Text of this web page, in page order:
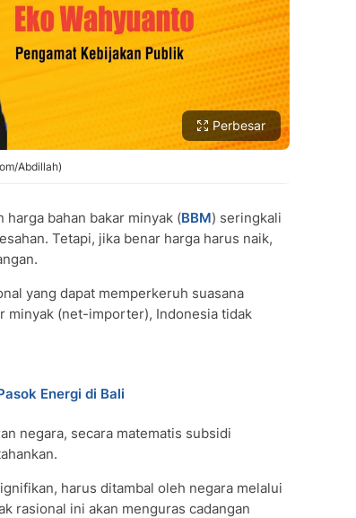
Perbesar
Abdillah)
harga bahan bakar minyak (BBM) seringkali
Tetapi, jika benar harga harus naik,
yang dapat memperkeruh suasana
minyak (net-importer), Indonesia tidak
Energi di Bali
negara, secara matematis subsidi
harus ditambal oleh negara melalui
rasional ini akan menguras cadangan